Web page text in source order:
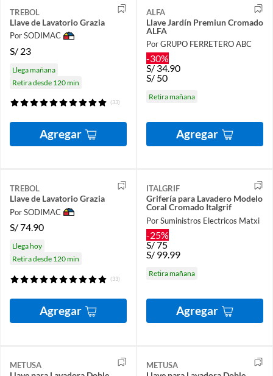
TREBOL
Llave de Lavatorio Grazia
Por SODIMAC
S/ 23
Llega mañana
Retira desde 120 min
(33)
Agregar
ALFA
Llave Jardín Premiun Cromado
ALFA
Por GRUPO FERRETERO ABC
-30%
S/34.90
S/ 50
Retira mañana
Agregar
TREBOL
Llave de Lavatorio Grazia
Por SODIMAC
S/74.90
Llega hoy
Retira desde 120 min
(33)
Agregar
ITALGRIF
Grifería para Lavadero Modelo
Coral Cromado Italgrif
Por Suministros Electricos Matxi
-25%
S/75
S/ 99.99
Retira mañana
Agregar
METUSA METUSA